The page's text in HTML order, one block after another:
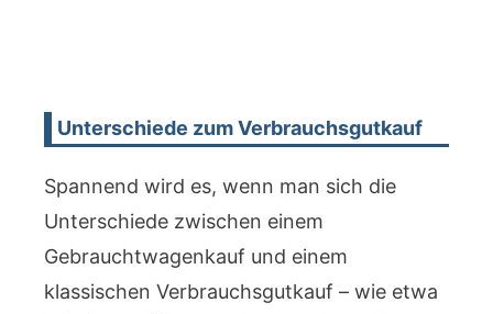
Unterschiede zum Verbrauchsgutkauf
Spannend wird es, wenn man sich die
Unterschiede zwischen einem
Gebrauchtwagenkauf und einem
klassischen Verbrauchsgutkauf – wie etwa